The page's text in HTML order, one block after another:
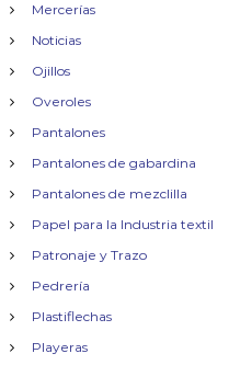
Mercerías
Noticias
Ojillos
Overoles
Pantalones
Pantalones de gabardina
Pantalones de mezclilla
Papel para la Industria textil
Patronaje y Trazo
Pedrería
Plastiflechas
Playeras